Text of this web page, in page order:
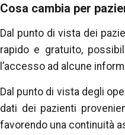
Cosa cambia per
Dal punto di vista dei
rapido e gratuito,
l’accesso ad alcune
Dal punto di vista degli
dati dei pazienti
favorendo una continuità